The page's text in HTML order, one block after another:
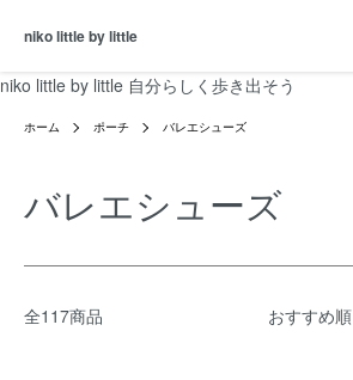
niko little by little 自分らしく歩き出そう
niko little by little
ホーム ポーチ バレエシューズ
バレエシューズ
全117商品 おすすめ順